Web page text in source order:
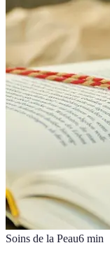
Soins de la Peau6 min